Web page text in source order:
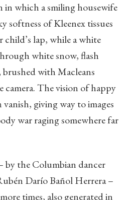
in which a smiling housewife
softness of Kleenex tissues
child’s lap, while a white
white snow, flash
with Macleans
camera. The vision of happy
giving way to images
war raging somewhere far
by the Columbian dancer
Darío Bañol Herrera –
times, also generated in